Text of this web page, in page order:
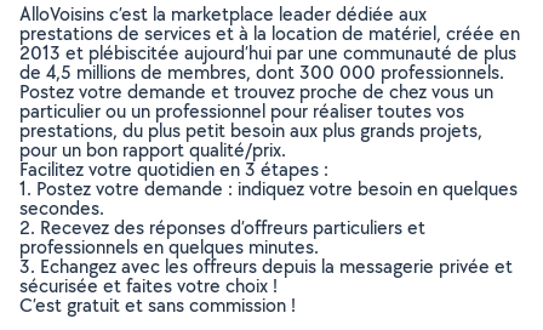
AlloVoisins c’est la marketplace leader dédiée aux
prestations de services et à la location de matériel, créée en
2013 et plébiscitée aujourd’hui par une communauté de plus
de 4,5 millions de membres, dont 300 000 professionnels.
Postez votre demande et trouvez proche de chez vous un
particulier ou un professionnel pour réaliser toutes vos
prestations, du plus petit besoin aux plus grands projets,
pour un bon rapport qualité/prix.
Facilitez votre quotidien en 3 étapes :
1. Postez votre demande : indiquez votre besoin en quelques
secondes.
2. Recevez des réponses d’offreurs particuliers et
professionnels en quelques minutes.
3. Echangez avec les offreurs depuis la messagerie privée et
sécurisée et faites votre choix !
C’est gratuit et sans commission !